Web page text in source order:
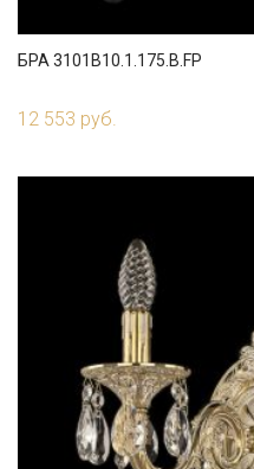
БРА 3101B10.1.175.B.FP
12 553 руб.